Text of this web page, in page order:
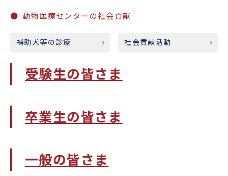
動物医療センターの社会貢献
補助犬等の診療 社会貢献活動
受験生の皆さま
卒業生の皆さま
一般の皆さま